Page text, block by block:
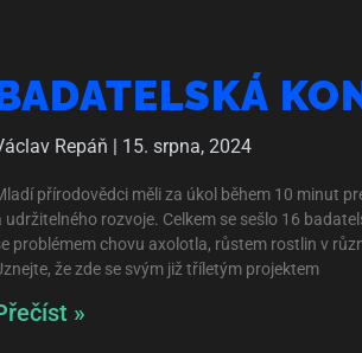
Repáň 15. srpna, 2024
přírodovědci měli za úkol během 10 minut
udržitelného rozvoje. Celkem se sešlo 16
problémem chovu axolotla, růstem rostlin v
že zde se svým již tříletým projektem
»